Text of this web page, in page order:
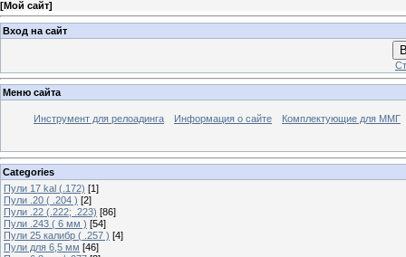
[Мой сайт]
Вход на сайт
Меню сайта
Инструмент для релоадинга Информация о сайте Комплектующие для ММГ
Categories
Пули 17 kal (.172) [1]
Пули .20 ( .204 ) [2]
Пули .22 (.222; .223) [86]
Пули .243 ( 6 мм ) [54]
Пули 25 калибр ( .257 ) [4]
Пули для 6,5 мм [46]